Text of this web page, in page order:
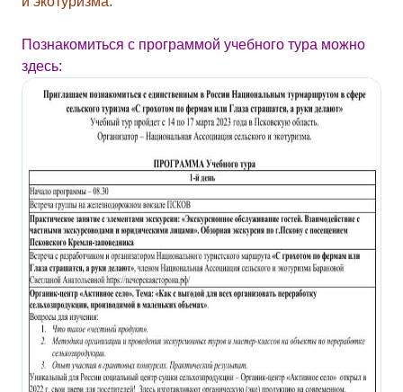
Познакомиться с программой учебного тура можно
здесь: